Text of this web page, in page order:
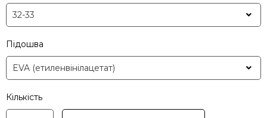
Підошва
Кількість